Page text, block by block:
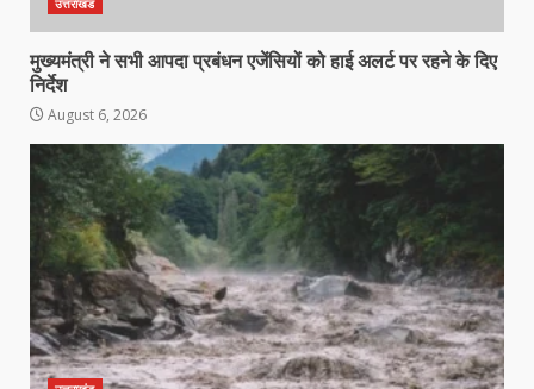
उत्तराखंड
मुख्यमंत्री ने सभी आपदा प्रबंधन एजेंसियों को हाई अलर्ट पर रहने के दिए
निर्देश
August 6, 2026